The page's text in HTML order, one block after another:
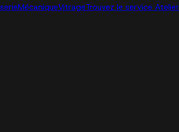
MécaniqueVitrageTrouvez le service